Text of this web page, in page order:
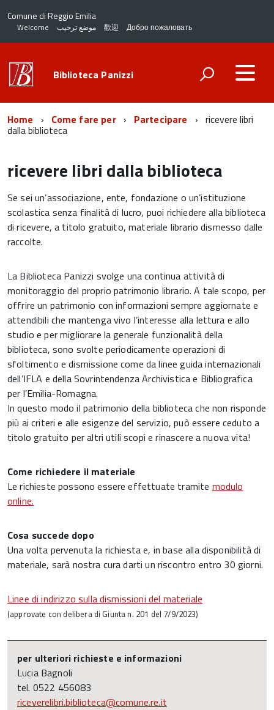
Comune di Reggio Emilia
Welcome موضع ترحيب 歡迎 Добро пожаловать
Biblioteca Panizzi
Home Come fare per Partecipare ricevere libri
dalla biblioteca
ricevere libri dalla biblioteca
Se sei un’associazione, ente, fondazione o un’istituzione
scolastica senza finalità di lucro, puoi richiedere alla biblioteca
di ricevere, a titolo gratuito, materiale librario dismesso dalle
raccolte.
La Biblioteca Panizzi svolge una continua attività di
monitoraggio del proprio patrimonio librario. A tale scopo, per
offrire un patrimonio con informazioni sempre aggiornate e
attendibili che mantenga vivo l’interesse alla lettura e allo
studio e per migliorare la generale funzionalità della
biblioteca, sono svolte periodicamente operazioni di
sfoltimento e dismissione come da linee guida internazionali
dell’IFLA e della Sovrintendenza Archivistica e Bibliografica
per l’Emilia-Romagna.
In questo modo il patrimonio della biblioteca che non risponde
più ai criteri e alle esigenze del servizio, può essere ceduto a
titolo gratuito per altri utili scopi e rinascere a nuova vita!
Come richiedere il materiale
Le richieste possono essere effettuate tramite modulo
online.
Cosa succede dopo
Una volta pervenuta la richiesta e, in base alla disponibilità di
materiale, sarà nostra cura darti un riscontro entro 30 giorni.
Linee di indirizzo sulla dismissioni del materiale
(approvate con delibera di Giunta n. 201 del 7/9/2023)
per ulteriori richieste e informazioni
Lucia Bagnoli
tel. 0522 456083
riceverelibri.biblioteca@comune.re.it